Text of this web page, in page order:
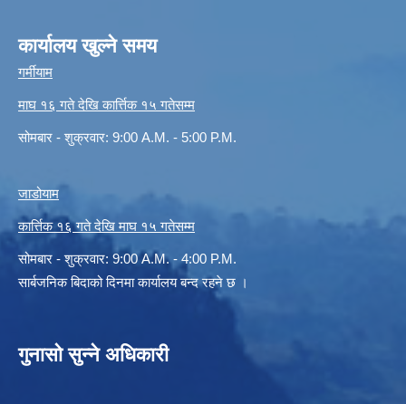
कार्यालय खुल्ने समय
गर्मीयाम
माघ १६ गते देखि कार्त्तिक १५ गतेसम्म
सोमबार - शुक्रवार: 9:00 A.M. - 5:00 P.M.
जाडोयाम
कार्त्तिक १६ गते देखि माघ १५ गतेसम्म
सोमबार - शुक्रवार: 9:00 A.M. - 4:00 P.M.
सार्बजनिक बिदाको दिनमा कार्यालय बन्द रहने छ ।
गुनासो सुन्ने अधिकारी